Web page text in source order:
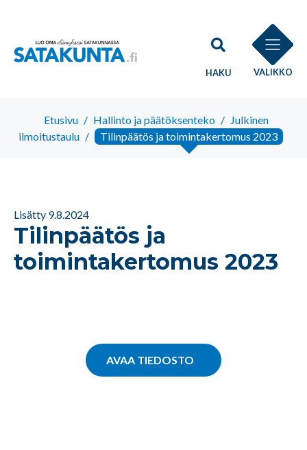
HAKU VALIKKO
Etusivu / Hallinto ja päätöksenteko / Julkinen
ilmoitustaulu / Tilinpäätös ja toimintakertomus 2023
Lisätty 9.8.2024
Tilinpäätös ja
toimintakertomus 2023
AVAA TIEDOSTO